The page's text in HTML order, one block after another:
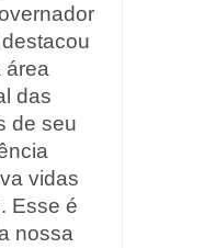
área
das
de seu
vidas
Esse é
nossa